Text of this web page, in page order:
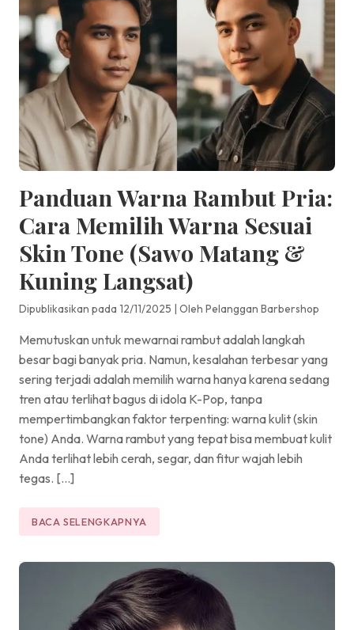
Panduan Warna Rambut Pria:
Cara Memilih Warna Sesuai
Skin Tone (Sawo Matang &
Kuning Langsat)
Dipublikasikan pada 12/11/2025 | Oleh Pelanggan Barbershop
Memutuskan untuk mewarnai rambut adalah langkah
besar bagi banyak pria. Namun, kesalahan terbesar yang
sering terjadi adalah memilih warna hanya karena sedang
tren atau terlihat bagus di idola K-Pop, tanpa
mempertimbangkan faktor terpenting: warna kulit (skin
tone) Anda. Warna rambut yang tepat bisa membuat kulit
Anda terlihat lebih cerah, segar, dan fitur wajah lebih
tegas. […]
BACA SELENGKAPNYA